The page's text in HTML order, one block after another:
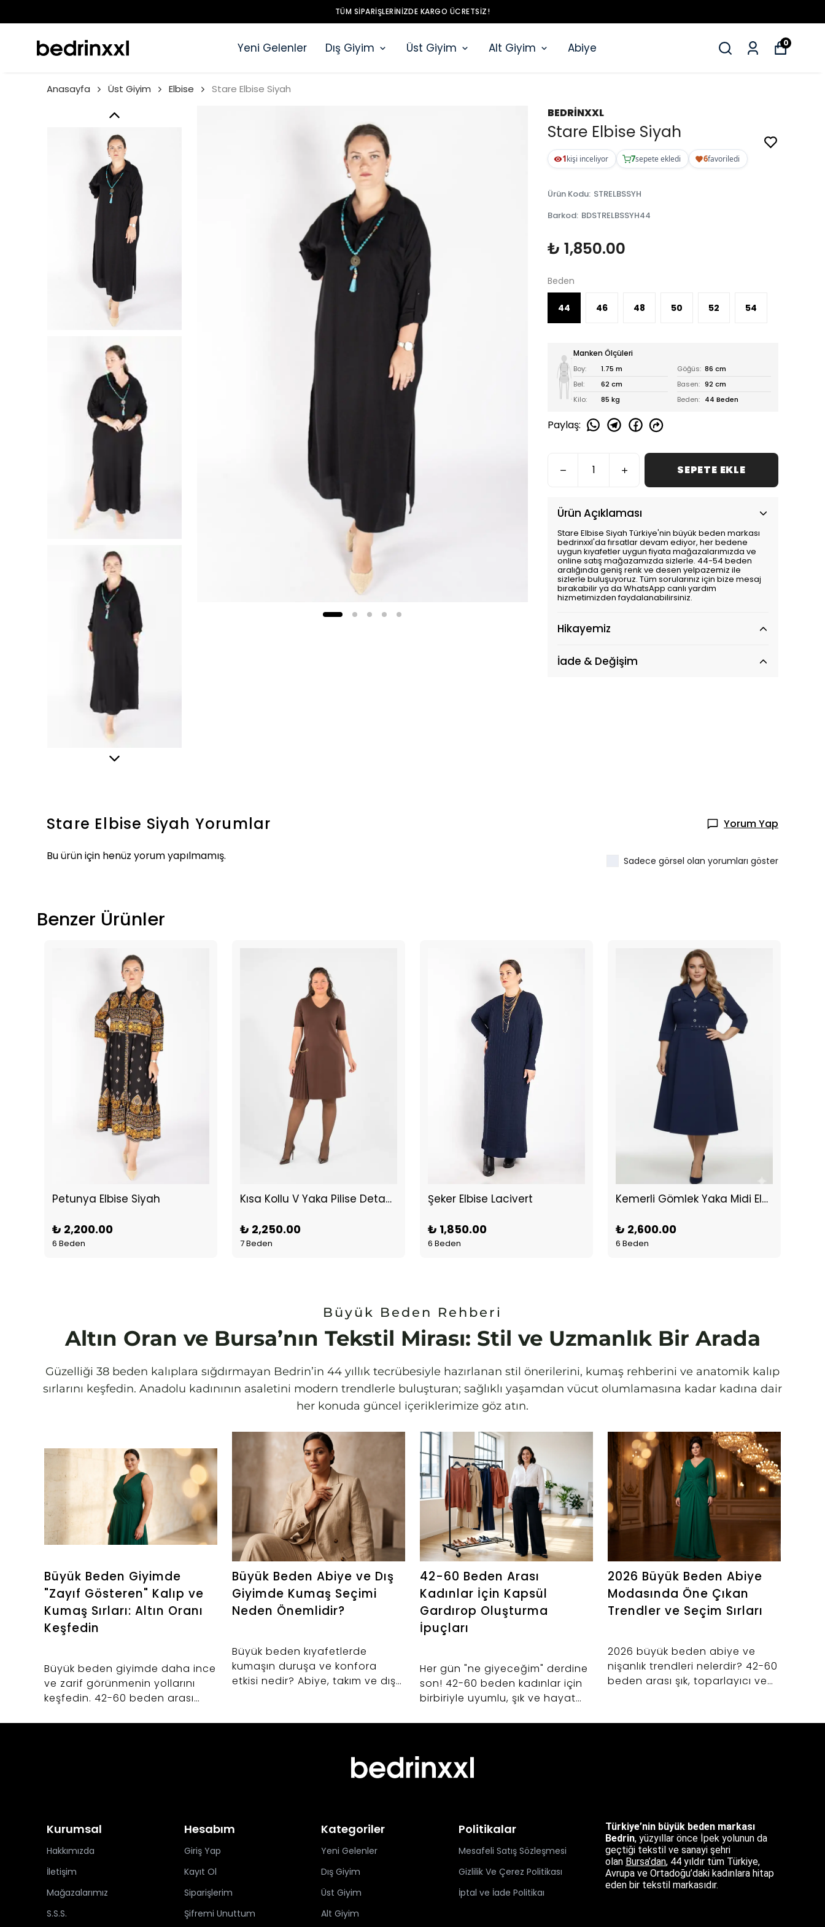
TÜM SIPARIŞLERINIZDE KARGO ÜCRETSIZ!
Yeni Gelenler Dış Giyim Üst Giyim Alt Giyim Abiye 0
Anasayfa Üst Giyim Elbise Stare Elbise Siyah
BEDRİNXXL
Stare Elbise Siyah
1kişi inceliyor 7sepete ekledi 6favoriledi
Ürün Kodu: STRELBSSYH
Barkod: BDSTRELBSSYH44
₺ 1,850.00
Beden
44 46 48 50 52 54
Manken Ölçüleri
Boy: 1.75 m Göğüs: 86 cm
Bel:
62 cm Basen: 92 cm
Kilo:
85 kg Beden: 44 Beden
Paylaş:
SEPETE EKLE
Ürün Açıklaması
Stare Elbise Siyah Türkiye'nin büyük beden markası
bedrinxxl'da fırsatlar devam ediyor, her bedene
uygun kıyafetler uygun fiyata mağazalarımızda ve
online satış mağazamızda sizlerle. 44-54 beden
aralığında geniş renk ve desen yelpazemiz ile
sizlerle buluşuyoruz. Tüm sorularınız için bize mesaj
bırakabilir ya da WhatsApp canlı yardım
hizmetimizden faydalanabilirsiniz.
Hikayemiz
İade & Değişim
Stare Elbise Siyah Yorumlar Yorum Yap
Bu ürün için henüz yorum yapılmamış. Sadece görsel olan yorumları göster
Benzer Ürünler
Petunya Elbise Siyah
₺ 2,200.00
6 Beden
Kısa Kollu V Yaka Pilise Detaylı Elbise Kahve
₺ 2,250.00
7 Beden
Şeker Elbise Lacivert
₺ 1,850.00
6 Beden
Kemerli Gömlek Yaka Midi Elbise Lacivert
₺ 2,600.00
6 Beden
Büyük Beden Rehberi
Altın Oran ve Bursa’nın Tekstil Mirası: Stil ve Uzmanlık Bir Arada
Güzelliği 38 beden kalıplara sığdırmayan Bedrin’in 44 yıllık tecrübesiyle hazırlanan stil önerilerini, kumaş rehberini ve anatomik kalıp
sırlarını keşfedin. Anadolu kadınının asaletini modern trendlerle buluşturan; sağlıklı yaşamdan vücut olumlamasına kadar kadına dair
her konuda güncel içeriklerimize göz atın.
Büyük Beden Giyimde
"Zayıf Gösteren" Kalıp ve
Kumaş Sırları: Altın Oranı
Keşfedin
Büyük beden giyimde daha ince
ve zarif görünmenin yollarını
keşfedin. 42-60 beden arası
uygun kalıp uzmanlığı, kumaş
Büyük Beden Abiye ve Dış
Giyimde Kumaş Seçimi
Neden Önemlidir?
Büyük beden kıyafetlerde
kumaşın duruşa ve konfora
etkisi nedir? Abiye, takım ve dış
42-60 Beden Arası
Kadınlar İçin Kapsül
Gardırop Oluşturma
İpuçları
Her gün "ne giyeceğim" derdine
son! 42-60 beden kadınlar için
birbiriyle uyumlu, şık ve hayat
oluşturmanın sırlarını keşfedin.
2026 Büyük Beden Abiye
Modasında Öne Çıkan
Trendler ve Seçim Sırları
2026 büyük beden abiye ve
nişanlık trendleri nelerdir? 42-60
beden arası şık, toparlayıcı ve
Kurumsal
Hakkımızda
İletişim
Mağazalarımız
S.S.S.
Hesabım
Giriş Yap
Kayıt Ol
Siparişlerim
Şifremi Unuttum
Kategoriler
Yeni Gelenler
Dış Giyim
Üst Giyim
Alt Giyim
Politikalar
Mesafeli Satış Sözleşmesi
Gizlilik Ve Çerez Politikası
İptal ve İade Politikaı
Türkiye’nin büyük beden markası
Bedrin, yüzyıllar önce İpek yolunun da
geçtiği tekstil ve sanayi şehri
olan Bursa’dan, 44 yıldır tüm Türkiye,
Avrupa ve Ortadoğu’daki kadınlara hitap
eden bir tekstil markasıdır.